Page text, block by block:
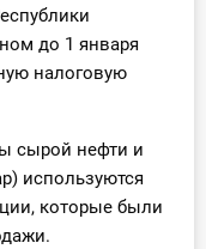
до 1 января
налоговую
сырой нефти и
используются
которые были